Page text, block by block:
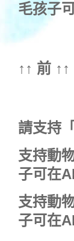
毛孩子
↑↑ 前
請支持
支持動
子可在
支持動
子可在